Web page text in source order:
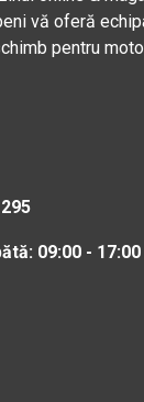
vă oferă
pentru
09:00 - 17:00